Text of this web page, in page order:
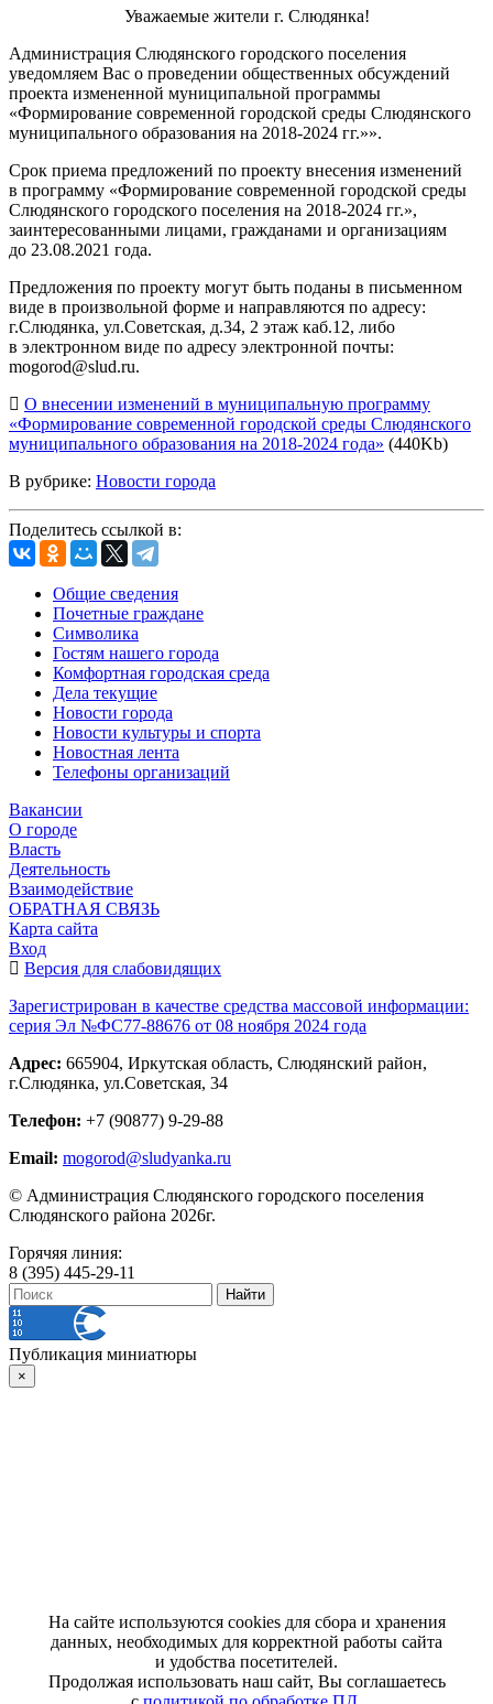
Уважаемые жители г. Слюдянка!
Администрация Слюдянского городского поселения
уведомляем Вас о проведении общественных обсуждений
проекта измененной муниципальной программы
«Формирование современной городской среды Слюдянского
муниципального образования на 2018-2024 гг.»».
Срок приема предложений по проекту внесения изменений
в программу «Формирование современной городской среды
Слюдянского городского поселения на 2018-2024 гг.»,
заинтересованными лицами, гражданами и организациям
до 23.08.2021 года.
Предложения по проекту могут быть поданы в письменном
виде в произвольной форме и направляются по адресу:
г.Слюдянка, ул.Советская, д.34, 2 этаж каб.12, либо
в электронном виде по адресу электронной почты:
mogorod@slud.ru.
О внесении изменений в муниципальную программу
«Формирование современной городской среды Слюдянского
муниципального образования на 2018-2024 года» (440Kb)
В рубрике: Новости города
Поделитесь ссылкой в:
Общие сведения
Почетные граждане
Символика
Гостям нашего города
Комфортная городская среда
Дела текущие
Новости города
Новости культуры и спорта
Новостная лента
Телефоны организаций
Вакансии
О городе
Власть
Деятельность
Взаимодействие
ОБРАТНАЯ СВЯЗЬ
Карта сайта
Вход
Версия для слабовидящих
Зарегистрирован в качестве средства массовой информации:
серия Эл №ФС77-88676 от 08 ноября 2024 года
Адрес: 665904, Иркутская область, Слюдянский район,
г.Слюдянка, ул.Советская, 34
Телефон: +7 (90877) 9-29-88
Email: mogorod@sludyanka.ru
© Администрация Слюдянского городского поселения
Слюдянского района 2026г.
Горячяя линия:
8 (395) 445-29-11
Публикация миниатюры
×
На сайте используются cookies для сбора и хранения
данных, необходимых для корректной работы сайта
и удобства посетителей.
Продолжая использовать наш сайт, Вы соглашаетесь